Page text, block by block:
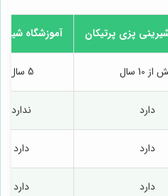
پزی پرتیکان آموزشگاه
10 سال 5 سال
دارد ندارد
دارد دارد
دارد دارد